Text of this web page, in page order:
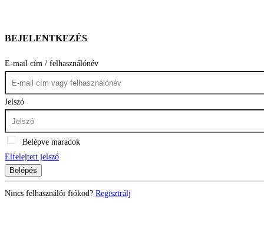
BEJELENTKEZÉS
E-mail cím / felhasználónév
Jelszó
Belépve maradok
Elfelejtett jelszó
Belépés
Nincs felhasználói fiókod? Regisztrálj